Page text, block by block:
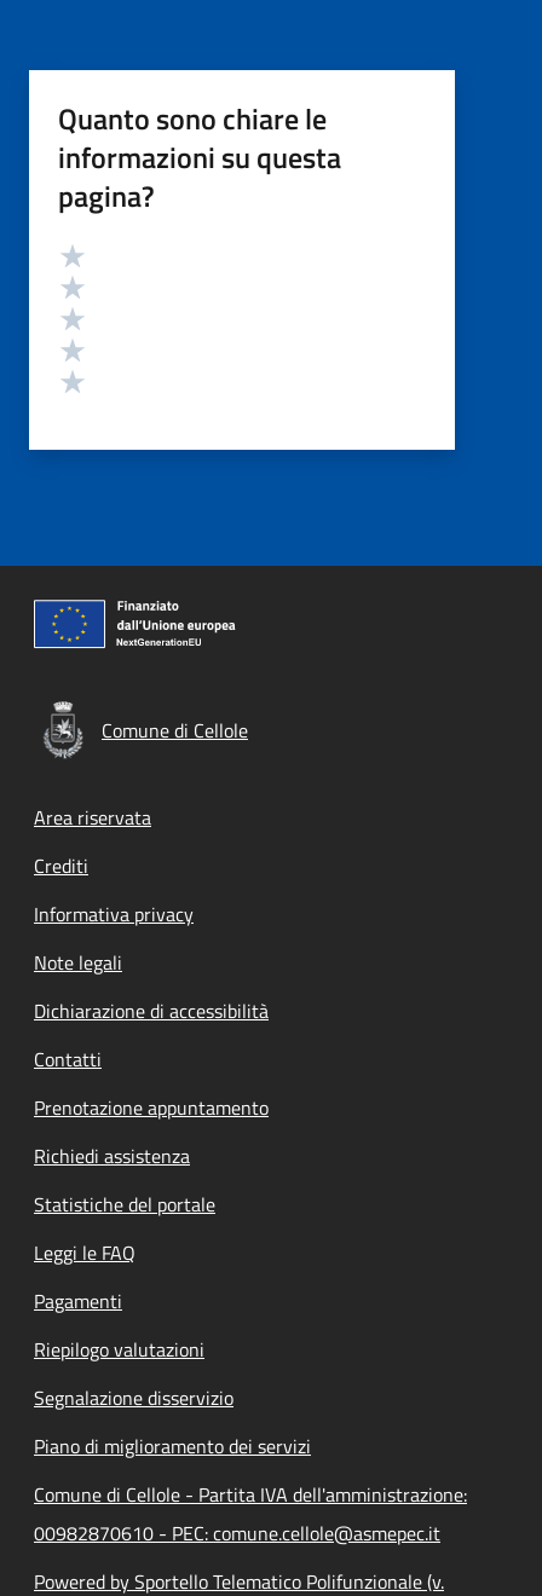
Quanto sono chiare le
informazioni su questa
pagina?
Valutazione
Comune di Cellole
Footer menu
Area riservata
Crediti
Informativa privacy
Note legali
Dichiarazione di accessibilità
Contatti
Prenotazione appuntamento
Richiedi assistenza
Statistiche del portale
Leggi le FAQ
Pagamenti
Riepilogo valutazioni
Segnalazione disservizio
Piano di miglioramento dei servizi
Comune di Cellole - Partita IVA dell'amministrazione:
00982870610 - PEC: comune.cellole@asmepec.it
Powered by Sportello Telematico Polifunzionale (v.